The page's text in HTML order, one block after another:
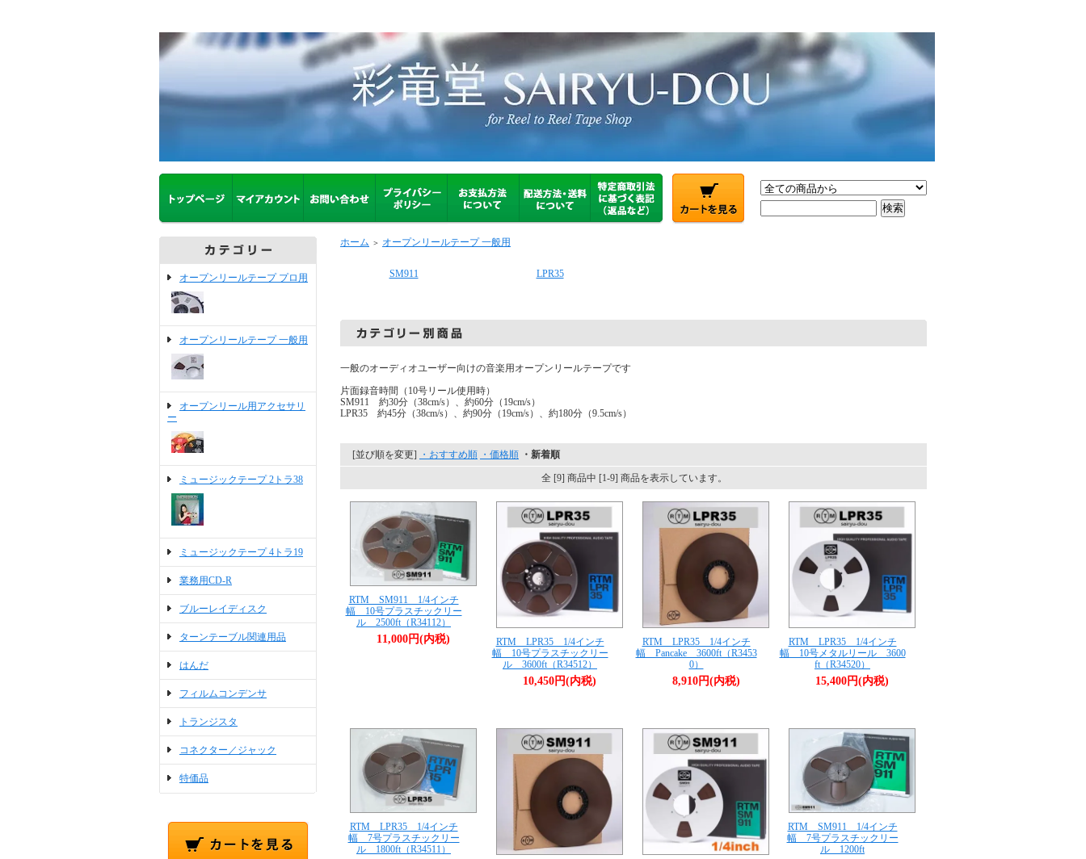
オープンリールテープ プロ用
オープンリールテープ 一般用
オープンリール用アクセサリ
ー
ミュージックテープ 2トラ38
ミュージックテープ 4トラ19
業務用CD-R
ブルーレイディスク
ターンテーブル関連用品
はんだ
フィルムコンデンサ
トランジスタ
コネクター／ジャック
特価品
ホーム ＞ オープンリールテープ 一般用
SM911 LPR35
一般のオーディオユーザー向けの音楽用オープンリールテープです
片面録音時間（10号リール使用時）
SM911 約30分（38cm/s）、約60分（19cm/s）
LPR35 約45分（38cm/s）、約90分（19cm/s）、約180分（9.5cm/s）
[並び順を変更] ・おすすめ順 ・価格順 ・新着順
全 [9] 商品中 [1-9] 商品を表示しています。
RTM SM911 1/4インチ
幅 10号プラスチックリー
ル 2500ft（R34112）
11,000円(内税)
RTM LPR35 1/4インチ
幅 10号プラスチックリー
ル 3600ft（R34512）
10,450円(内税)
RTM LPR35 1/4インチ
幅 Pancake 3600ft（R3453
0）
8,910円(内税)
RTM LPR35 1/4インチ
幅 10号メタルリール 3600
ft（R34520）
15,400円(内税)
RTM LPR35 1/4インチ
幅 7号プラスチックリー
ル 1800ft（R34511）
RTM SM911 1/4インチ
幅 7号プラスチックリー
ル 1200ft